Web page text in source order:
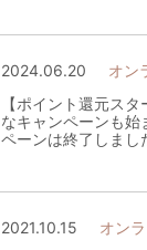
2024.06.20
オン
【ポイント還元ス
なキャンペーンも
ペーンは終了しまし
2021.10.15
オン